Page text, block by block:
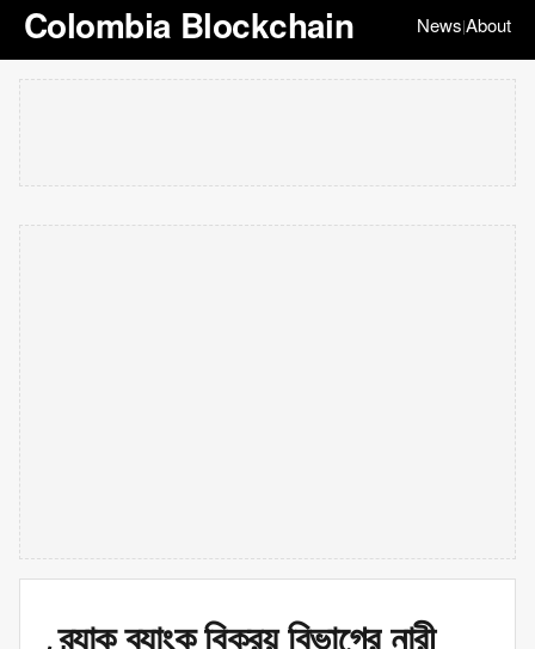
Colombia Blockchain News|About
ব্র্যাক ব্যাংক বিক্রয় বিভাগের নারী